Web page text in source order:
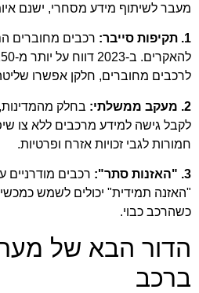
מעבר לשיתוף מידע מסחרי, ישנם
1. תקיפות סייבר:
רכבים מחוברים
לרכבים מחוברים, חלקן אפשרו
2. מעקב ממשלתי:
בחלק מהמדינות,
לקבל גישה למידע מרכבים ללא צו
חמורות לגבי זכויות אזרח ופרטיות.
3. "האזנות סתר":
רכבים מודרניים
"האזנה תמידית" יכולים לשמש
כשהרכב כבוי.
הדור הבא של
ברכב